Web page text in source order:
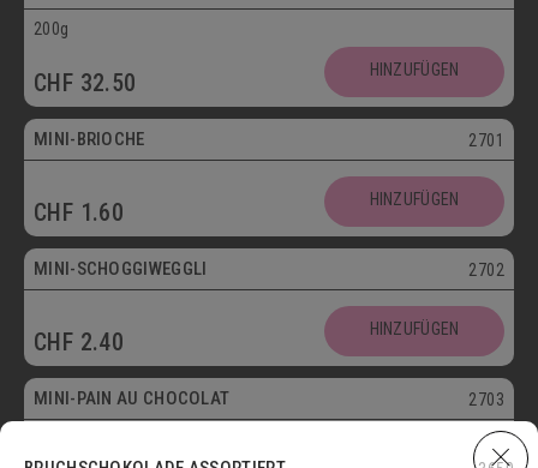
200g
CHF 32.50 HINZUFÜGEN
Vegetarisch
MINI-BRIOCHE 2701
CHF 1.60 HINZUFÜGEN
Vegetarisch
MINI-SCHOGGIWEGGLI 2702
CHF 2.40 HINZUFÜGEN
Vegetarisch
MINI-PAIN AU CHOCOLAT 2703